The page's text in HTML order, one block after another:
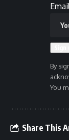
By
You
Share This